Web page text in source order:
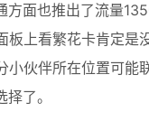
方面也推出了流量
板上看繁花卡肯定是
小伙伴所在位置可能
了。